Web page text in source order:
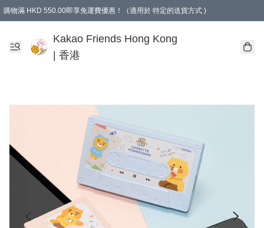
購物滿 HKD 550.00即享免運費優惠！（適用於 特定的送貨方式 )
Kakao Friends Hong Kong
| 香港